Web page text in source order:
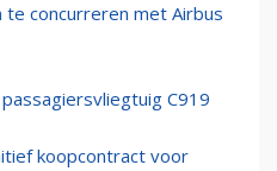
concurreren met Airbus
C919
koopcontract voor